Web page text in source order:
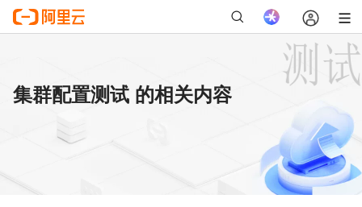
集群配置测试 的相关内容